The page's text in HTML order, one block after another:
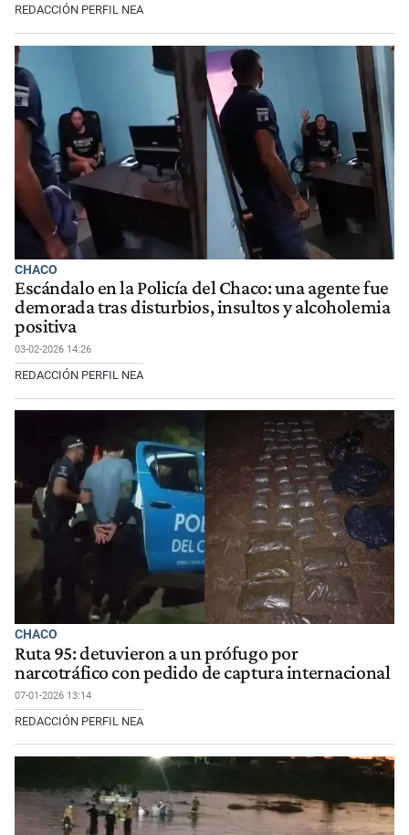
REDACCIÓN PERFIL NEA
CHACO
Escándalo en la Policía del Chaco: una agente fue
demorada tras disturbios, insultos y alcoholemia
positiva
03-02-2026 14:26
REDACCIÓN PERFIL NEA
CHACO
Ruta 95: detuvieron a un prófugo por
narcotráfico con pedido de captura internacional
07-01-2026 13:14
REDACCIÓN PERFIL NEA